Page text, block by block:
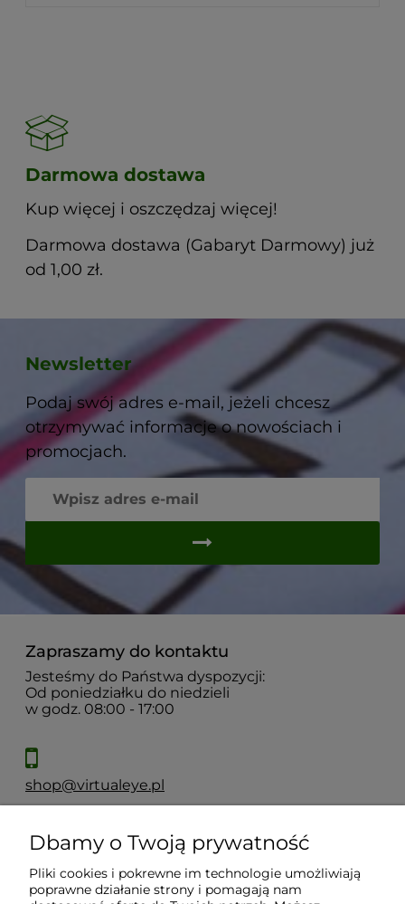
Darmowa dostawa
Kup więcej i oszczędzaj więcej!
Darmowa dostawa (Gabaryt Darmowy) już
od 1,00 zł.
Newsletter
Podaj swój adres e-mail, jeżeli chcesz
otrzymywać informacje o nowościach i
promocjach.
Zapraszamy do kontaktu
Jesteśmy do Państwa dyspozycji:
Od poniedziałku do niedzieli
w godz. 08:00 - 17:00
shop@virtualeye.pl
Moje konto
Dbamy o Twoją prywatność
Pliki cookies i pokrewne im technologie umożliwiają
poprawne działanie strony i pomagają nam